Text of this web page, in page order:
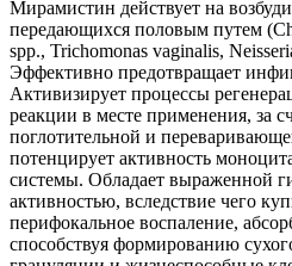
Мирамистин действует на
передающихся половым путем
spp., Trichomonas vaginalis,
Эффективно предотвращает
Активизирует процессы
реакции в месте применения, за
поглотительной и
потенцирует активность
системы. Обладает выраженной
активностью, вследствие чего
перифокальное воспаление,
способствуя формированию